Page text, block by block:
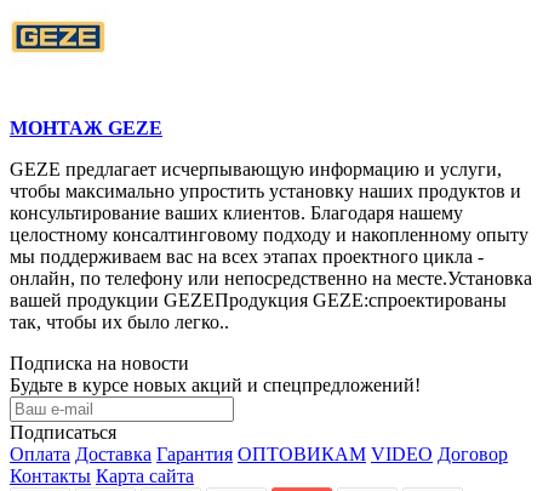
МОНТАЖ GEZE
GEZE предлагает исчерпывающую информацию и услуги,
чтобы максимально упростить установку наших продуктов и
консультирование ваших клиентов. Благодаря нашему
целостному консалтинговому подходу и накопленному опыту
мы поддерживаем вас на всех этапах проектного цикла -
онлайн, по телефону или непосредственно на месте.Установка
вашей продукции GEZEПродукция GEZE:спроектированы
так, чтобы их было легко..
Подписка на новости
Будьте в курсе новых акций и спецпредложений!
Подписаться
Оплата Доставка Гарантия ОПТОВИКАМ VIDEO Договор
Контакты Карта сайта